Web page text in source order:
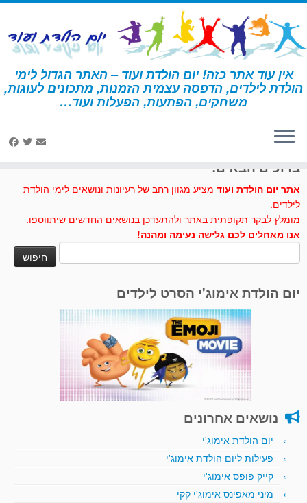
דלג
לתוכן
אין עוד אתר כזה! יום הולדת ועוד – האתר הגדול לימי
הולדת לילדים, הדפסה עצמית הזמנות, מתכונים לעוגות,
משחקים, הפתעות, הפעלות ועוד… דף הבית » יום הולדת לפי נושא » מסיבת רוק
ברוכים הבאים!
אתר יום הולדת ועוד מציע מגוון רחב של רעיונות ונושאים לימי הולדת
לילדים.
מומלץ לבקר תקופתית באתר ולהתעדכן בנושאים החדשים שיתווספו.
אנו מאחלים לכם גלישה נעימה ומהנה!
יום הולדת אימוג'י הסרט לילדים
נושאים אחרונים
יום הולדת אימוג'י
פעילות ליום הולדת אימוג'י
קייק פופס אימוג'י
מיני מאפינס אימוג'י קקי